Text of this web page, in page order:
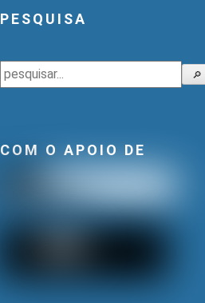
PESQUISA
Pesquisar 🔎
COM O APOIO DE